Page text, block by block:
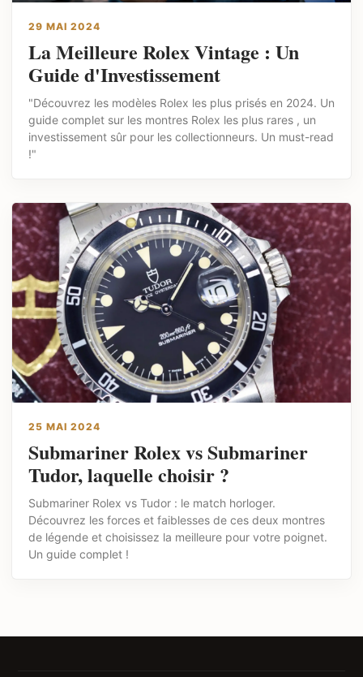
29 MAI 2024
La Meilleure Rolex Vintage : Un
Guide d'Investissement
"Découvrez les modèles Rolex les plus prisés en 2024. Un
guide complet sur les montres Rolex les plus rares , un
investissement sûr pour les collectionneurs. Un must-read
!"
25 MAI 2024
Submariner Rolex vs Submariner
Tudor, laquelle choisir ?
Submariner Rolex vs Tudor : le match horloger.
Découvrez les forces et faiblesses de ces deux montres
de légende et choisissez la meilleure pour votre poignet.
Un guide complet !